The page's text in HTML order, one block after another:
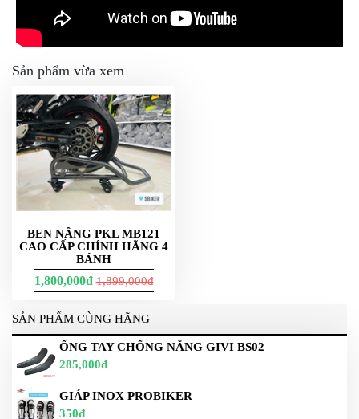
Sản phẩm vừa xem
BEN NÂNG PKL MB121
CAO CẤP CHÍNH HÃNG 4
BÁNH
1,800,000đ1,899,000đ
SẢN PHẨM CÙNG HÃNG
ỐNG TAY CHỐNG NẮNG GIVI BS02
285,000đ
GIÁP INOX PROBIKER
350đ